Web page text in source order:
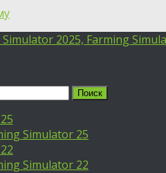
2025, Farming
Simulator 25
Simulator 22